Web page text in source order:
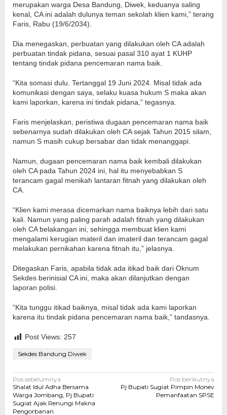
merupakan warga Desa Bandung, Diwek, keduanya saling
kenal, CA ini adalah dulunya teman sekolah klien kami,” terang
Faris, Rabu (19/6/2034).
Dia menegaskan, perbuatan yang dilakukan oleh CA adalah
perbuatan tindak pidana, sesuai pasal 310 ayat 1 KUHP
tentang tindak pidana pencemaran nama baik.
“Kita somasi dulu. Tertanggal 19 Juni 2024. Misal tidak ada
komunikasi dengan saya, selaku kuasa hukum S maka akan
kami laporkan, karena ini tindak pidana,” tegasnya.
Faris menjelaskan, peristiwa dugaan pencemaran nama baik
sebenarnya sudah dilakukan oleh CA sejak Tahun 2015 silam,
namun S masih cukup bersabar dan tidak menanggapi.
Namun, dugaan pencemaran nama baik kembali dilakukan
oleh CA pada Tahun 2024 ini, hal itu menyebabkan S
terancam gagal menikah lantaran fitnah yang dilakukan oleh
CA.
“Klien kami merasa dicemarkan nama baiknya lebih dari satu
kali. Namun yang paling parah adalah fitnah yang dilakukan
oleh CA belakangan ini, sehingga membuat klien kami
mengalami kerugian materil dan imateril dan terancam gagal
melakukan pernikahan karena fitnah itu,” jelasnya.
Ditegaskan Faris, apabila tidak ada itikad baik dari Oknum
Sekdes berinisial CA ini, maka akan dilanjutkan dengan
laporan polisi.
“Kita tunggu itikad baiknya, misal tidak ada kami laporkan
karena itu tindak pidana pencemaran nama baik,” tandasnya.
Post Views: 257
Sekdes Bandung Diwek
Navigasi
pos
Pos sebelumnya
Shalat Idul Adha Bersama
Warga Jombang, Pj Bupati
Sugiat Ajak Renungi Makna
Pengorbanan
Pos berikutnya
Pj Bupati Sugiat Pimpin Monev
Pemanfaatan SPSE